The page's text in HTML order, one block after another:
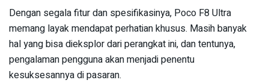
Dengan segala fitur dan spesifikasinya, Poco F8 Ultra
memang layak mendapat perhatian khusus. Masih banyak
hal yang bisa dieksplor dari perangkat ini, dan tentunya,
pengalaman pengguna akan menjadi penentu
kesuksesannya di pasaran.